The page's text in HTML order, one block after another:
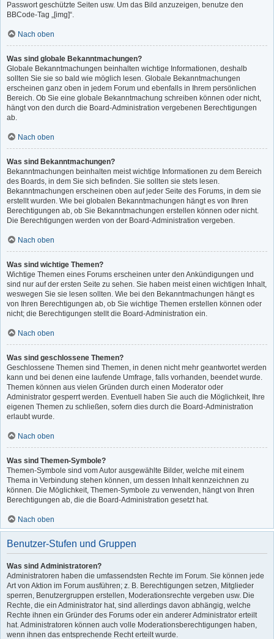
Passwort geschützte Seiten usw. Um das Bild anzuzeigen, benutze den
BBCode-Tag „[img]“.
Nach oben
Was sind globale Bekanntmachungen?
Globale Bekanntmachungen beinhalten wichtige Informationen, deshalb
sollten Sie sie so bald wie möglich lesen. Globale Bekanntmachungen
erscheinen ganz oben in jedem Forum und ebenfalls in Ihrem persönlichen
Bereich. Ob Sie eine globale Bekanntmachung schreiben können oder nicht,
hängt von den durch die Board-Administration vergebenen Berechtigungen
ab.
Nach oben
Was sind Bekanntmachungen?
Bekanntmachungen beinhalten meist wichtige Informationen zu dem Bereich
des Boards, in dem Sie sich befinden. Sie sollten sie stets lesen.
Bekanntmachungen erscheinen oben auf jeder Seite des Forums, in dem sie
erstellt wurden. Wie bei globalen Bekanntmachungen hängt es von Ihren
Berechtigungen ab, ob Sie Bekanntmachungen erstellen können oder nicht.
Die Berechtigungen werden von der Board-Administration vergeben.
Nach oben
Was sind wichtige Themen?
Wichtige Themen eines Forums erscheinen unter den Ankündigungen und
sind nur auf der ersten Seite zu sehen. Sie haben meist einen wichtigen Inhalt,
weswegen Sie sie lesen sollten. Wie bei den Bekanntmachungen hängt es
von Ihren Berechtigungen ab, ob Sie wichtige Themen erstellen können oder
nicht; die Berechtigungen stellt die Board-Administration ein.
Nach oben
Was sind geschlossene Themen?
Geschlossene Themen sind Themen, in denen nicht mehr geantwortet werden
kann und bei denen eine laufende Umfrage, falls vorhanden, beendet wurde.
Themen können aus vielen Gründen durch einen Moderator oder
Administrator gesperrt werden. Eventuell haben Sie auch die Möglichkeit, Ihre
eigenen Themen zu schließen, sofern dies durch die Board-Administration
erlaubt wurde.
Nach oben
Was sind Themen-Symbole?
Themen-Symbole sind vom Autor ausgewählte Bilder, welche mit einem
Thema in Verbindung stehen können, um dessen Inhalt kennzeichnen zu
können. Die Möglichkeit, Themen-Symbole zu verwenden, hängt von Ihren
Berechtigungen ab, die die Board-Administration gesetzt hat.
Nach oben
Benutzer-Stufen und Gruppen
Was sind Administratoren?
Administratoren haben die umfassendsten Rechte im Forum. Sie können jede
Art von Aktion im Forum ausführen; z. B. Berechtigungen setzen, Mitglieder
sperren, Benutzergruppen erstellen, Moderationsrechte vergeben usw. Die
Rechte, die ein Administrator hat, sind allerdings davon abhängig, welche
Rechte ihnen ein Gründer des Forums oder ein anderer Administrator erteilt
hat. Administratoren können auch volle Moderationsberechtigungen haben,
wenn ihnen das entsprechende Recht erteilt wurde.